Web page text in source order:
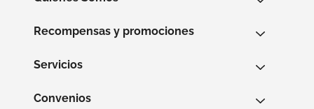
Recompensas y promociones
Servicios
Convenios